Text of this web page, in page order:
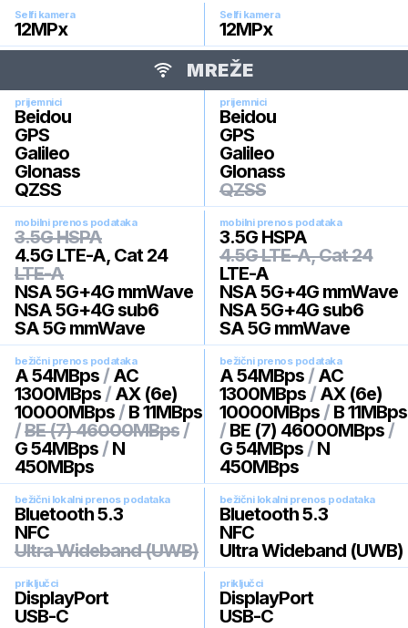
Selfi kamera
12MPx
Selfi kamera
12MPx
MREŽE
prijemnici
Beidou
GPS
Galileo
Glonass
QZSS
prijemnici
Beidou
GPS
Galileo
Glonass
QZSS
mobilni prenos podataka
3.5G HSPA
4.5G LTE-A, Cat 24
LTE-A
NSA 5G+4G mmWave
NSA 5G+4G sub6
SA 5G mmWave
mobilni prenos podataka
3.5G HSPA
4.5G LTE-A, Cat 24
LTE-A
NSA 5G+4G mmWave
NSA 5G+4G sub6
SA 5G mmWave
bežični prenos podataka
A 54MBps / AC
1300MBps / AX (6e)
10000MBps / B 11MBps
/BE (7) 46000MBps /
G 54MBps / N
450MBps
bežični prenos podataka
A 54MBps / AC
1300MBps / AX (6e)
10000MBps / B 11MBps
/ BE (7) 46000MBps /
G 54MBps / N
450MBps
bežični lokalni prenos podataka
Bluetooth 5.3
NFC
Ultra Wideband (UWB)
bežični lokalni prenos podataka
Bluetooth 5.3
NFC
Ultra Wideband (UWB)
priključci
DisplayPort
USB-C
priključci
DisplayPort
USB-C